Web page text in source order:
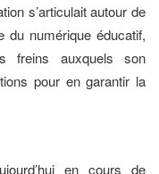
s’articulait autour de
du numérique éducatif,
freins auxquels son
pour en garantir la
en cours de